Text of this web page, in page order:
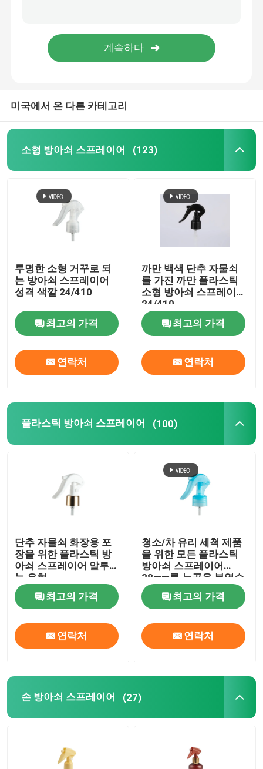
화장용 펌프 분배기
크림 펌프 분배기
향수 펌프 분무기
정밀한 안개 스프레이어
공기 없는 펌프 병
입술 광택 튜브
무른 크림 병
비어 있는 탈취 스틱
화장용 플라스틱 병
정유 유리병
향기 분무 병
미국에서 온 다른 카테고리
소형 방아쇠 스프레이어 (123)
투명한 소형 거꾸로 되
는 방아쇠 스프레이어
성격 색깔 24/410
최고의 가격
연락처
까만 백색 단추 자물쇠
를 가진 까만 플라스틱
소형 방아쇠 스프레이어
24/410
최고의 가격
연락처
플라스틱 방아쇠 스프레이어 (100)
단추 자물쇠 화장용 포
장을 위한 플라스틱 방
아쇠 스프레이어 알루미
늄 유형
최고의 가격
연락처
청소/차 유리 세척 제품
을 위한 모든 플라스틱
방아쇠 스프레이어
28mm를 늑골을 붙였습
니다
최고의 가격
연락처
손 방아쇠 스프레이어 (27)